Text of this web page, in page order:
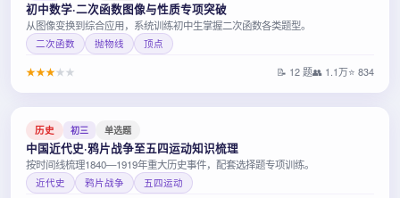
初中数学·二次函数图像与性质专项突破
从图像变换到综合应用，系统训练初中生掌握二次函数各类题型。
二次函数 抛物线 顶点
★★★★ ★ 📝 12 题👥 1.1万⭐ 834
历史 初三 单选题
中国近代史·鸦片战争至五四运动知识梳理
按时间线梳理1840—1919年重大历史事件，配套选择题专项训练。
近代史 鸦片战争 五四运动